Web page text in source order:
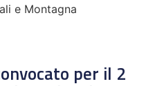
e Montagna
per il 2